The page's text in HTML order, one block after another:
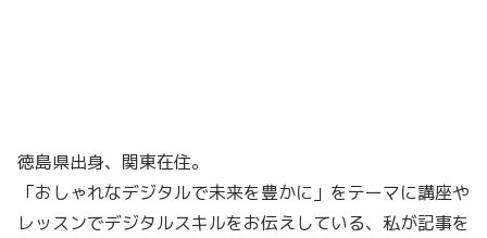
徳島県出身、関東在住。
「おしゃれなデジタルで未来を豊かに」をテーマに講座や
レッスンでデジタルスキルをお伝えしている、私が記事を